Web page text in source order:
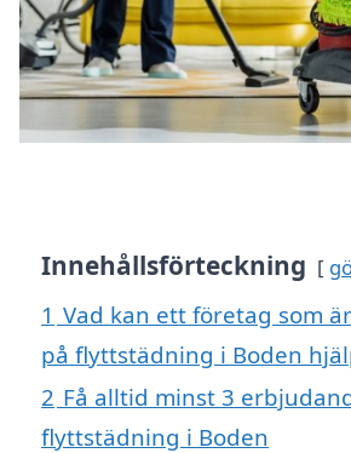
Innehållsförteckning
1 Vad kan ett företag som
på flyttstädning i Boden
2 Få alltid minst 3
flyttstädning i Boden